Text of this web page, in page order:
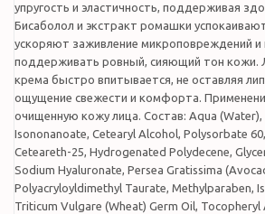
упругость и эластичность, поддерживая
Бисаболол и экстракт ромашки
ускоряют заживление микроповреждений
поддерживать ровный, сияющий тон кожи.
крема быстро впитывается, не оставляя
ощущение свежести и комфорта.
очищенную кожу лица. Состав: Aqua (Water),
Isononanoate, Cetearyl Alcohol, Polysorbate
Ceteareth-25, Hydrogenated Polydecene,
Sodium Hyaluronate, Persea Gratissima
Polyacryloyldimethyl Taurate, Methylparaben,
Triticum Vulgare (Wheat) Germ Oil, Tocopheryl